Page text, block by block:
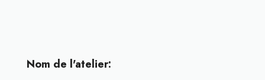
Nom de l'atelier: